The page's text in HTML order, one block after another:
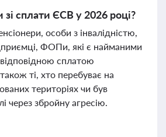
зі сплати ЄСВ у 2026 році?
особи з інвалідністю,
ФОПи, які є найманими
сплатою
ті, хто перебуває на
територіях чи був
через збройну агресію.